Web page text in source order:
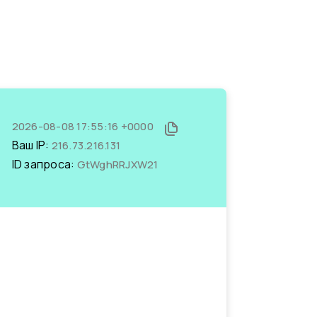
2026-08-08 17:55:16 +0000
Ваш IP: 216.73.216.131
ID запроса: GtWghRRJXW21